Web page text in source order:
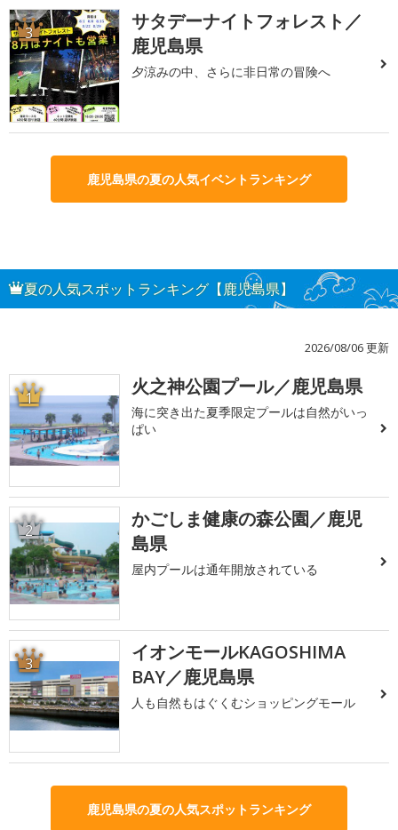
3
サタデーナイトフォレスト／
鹿児島県
夕涼みの中、さらに非日常の冒険へ
鹿児島県の夏の人気イベントランキング
夏の人気スポットランキング【鹿児島県】
2026/08/06 更新
1 火之神公園プール／鹿児島県
海に突き出た夏季限定プールは自然がいっ
ぱい
2
かごしま健康の森公園／鹿児
島県
屋内プールは通年開放されている
3
イオンモールKAGOSHIMA
BAY／鹿児島県
人も自然もはぐくむショッピングモール
鹿児島県の夏の人気スポットランキング